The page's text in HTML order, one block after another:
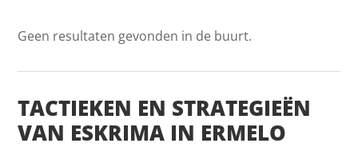
Geen resultaten gevonden in de buurt.
TACTIEKEN EN STRATEGIEËN
VAN ESKRIMA IN ERMELO